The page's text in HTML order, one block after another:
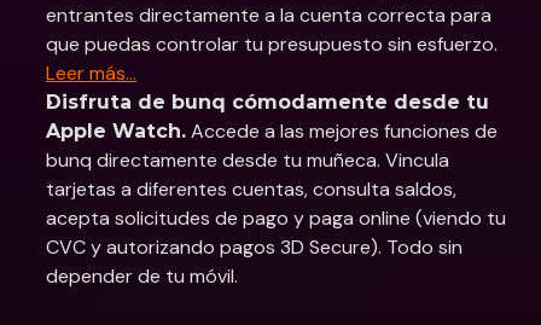
entrantes directamente a la cuenta correcta para
Leer más…
Disfruta de bunq cómodamente desde tu
Apple Watch. Accede a las mejores funciones de
bunq directamente desde tu muñeca. Vincula
tarjetas a diferentes cuentas, consulta saldos,
acepta solicitudes de pago y paga online (viendo tu
CVC y autorizando pagos 3D Secure). Todo sin
depender de tu móvil.